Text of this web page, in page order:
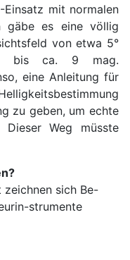
Einsatz mit normalen
gäbe es eine völlig
von etwa 5°
bis ca. 9 mag.
eine Anleitung für
zu geben, um echte
Dieser Weg müsste
sich Be-
strumente